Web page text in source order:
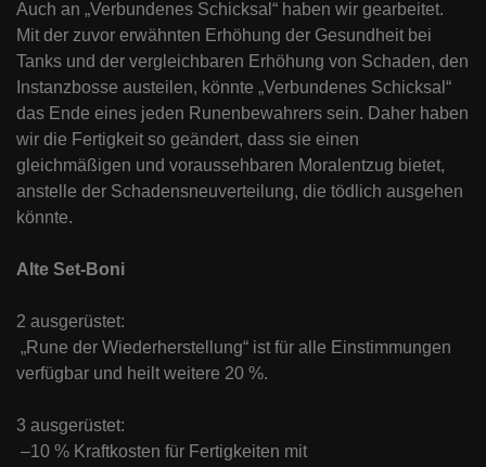
Auch an „Verbundenes Schicksal“ haben wir gearbeitet.
Mit der zuvor erwähnten Erhöhung der Gesundheit bei
Tanks und der vergleichbaren Erhöhung von Schaden, den
Instanzbosse austeilen, könnte „Verbundenes Schicksal“
das Ende eines jeden Runenbewahrers sein. Daher haben
wir die Fertigkeit so geändert, dass sie einen
gleichmäßigen und voraussehbaren Moralentzug bietet,
anstelle der Schadensneuverteilung, die tödlich ausgehen
könnte.
Alte Set-Boni
2 ausgerüstet:
„Rune der Wiederherstellung“ ist für alle Einstimmungen
verfügbar und heilt weitere 20 %.
3 ausgerüstet:
–10 % Kraftkosten für Fertigkeiten mit